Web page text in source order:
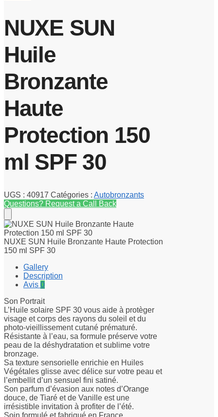
NUXE SUN
Huile
Bronzante
Haute
Protection 150
ml SPF 30
UGS : 40917 Catégories : Autobronzants
Questions? Request a Call Back
NUXE SUN Huile Bronzante Haute Protection
150 ml SPF 30
Gallery
Description
Avis 0
Son Portrait
L’Huile solaire SPF 30 vous aide à protèger
visage et corps des rayons du soleil et du
photo-vieillissement cutané prématuré.
Résistante à l’eau, sa formule préserve votre
peau de la déshydratation et sublime votre
bronzage.
Sa texture sensorielle enrichie en Huiles
Végétales glisse avec délice sur votre peau et
l’embellit d’un sensuel fini satiné.
Son parfum d’évasion aux notes d’Orange
douce, de Tiaré et de Vanille est une
irrésistible invitation à profiter de l’été.